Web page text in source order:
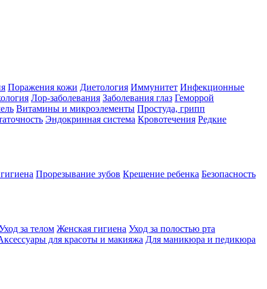
Поражения кожи Диетология Иммунитет Инфекционные
Лор-заболевания Заболевания глаз Геморрой
Витамины и микроэлементы Простуда, грипп
Эндокринная система Кровотечения Редкие
Прорезывание зубов Крещение ребенка Безопасность
за телом Женская гигиена Уход за полостью рта
для красоты и макияжа Для маникюра и педикюра